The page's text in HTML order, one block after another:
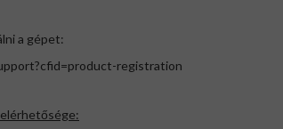
a gépet:
registration